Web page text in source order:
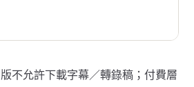
不允許下載字幕／轉錄稿；付費層